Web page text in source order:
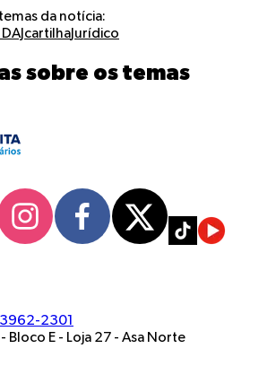
da notícia:
DAJ cartilha Jurídico
sobre os temas
2301
E - Loja 27 - Asa Norte